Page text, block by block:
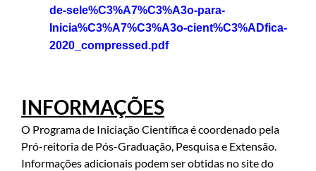
de-sele%C3%A7%C3%A3o-para-
Inicia%C3%A7%C3%A3o-cient%C3%ADfica-
2020_compressed.pdf
INFORMAÇÕES
O Programa de Iniciação Científica é coordenado pela
Pró-reitoria de Pós-Graduação, Pesquisa e Extensão.
Informações adicionais podem ser obtidas no site do